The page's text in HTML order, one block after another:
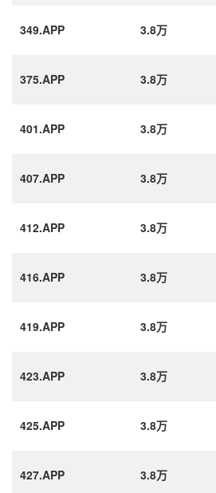
349.APP 3.8万
375.APP 3.8万
401.APP 3.8万
407.APP 3.8万
412.APP 3.8万
416.APP 3.8万
419.APP 3.8万
423.APP 3.8万
425.APP 3.8万
427.APP 3.8万